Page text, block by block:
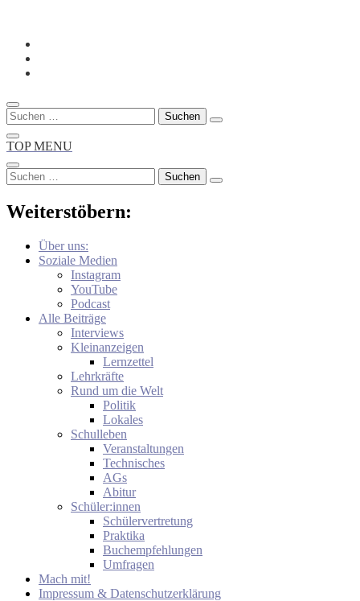
Skip
content
Suche
nach:
TOP MENU
Suche
nach:
Weiterstöbern:
Über uns:
Soziale Medien
Instagram
YouTube
Podcast
Alle Beiträge
Interviews
Kleinanzeigen
Lernzettel
Lehrkräfte
Rund um die Welt
Politik
Lokales
Schulleben
Veranstaltungen
Technisches
AGs
Abitur
Schüler:innen
Schülervertretung
Praktika
Buchempfehlungen
Umfragen
Mach mit!
Impressum & Datenschutzerklärung